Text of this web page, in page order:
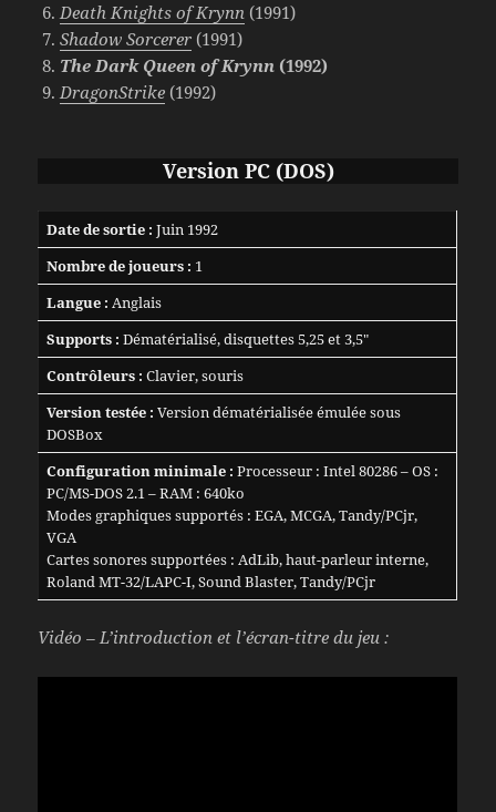
Death Knights of Krynn (1991)
Shadow Sorcerer (1991)
The Dark Queen of Krynn (1992)
DragonStrike (1992)
Version PC (DOS)
Date de sortie : Juin 1992
Nombre de joueurs : 1
Langue : Anglais
Supports : Dématérialisé, disquettes 5,25 et 3,5″
Contrôleurs : Clavier, souris
Version testée : Version dématérialisée émulée sous
DOSBox
Configuration minimale : Processeur : Intel 80286 – OS :
PC/MS-DOS 2.1 – RAM : 640ko
Modes graphiques supportés : EGA, MCGA, Tandy/PCjr,
VGA
Cartes sonores supportées : AdLib, haut-parleur interne,
Roland MT-32/LAPC-I, Sound Blaster, Tandy/PCjr
Vidéo – L’introduction et l’écran-titre du jeu :